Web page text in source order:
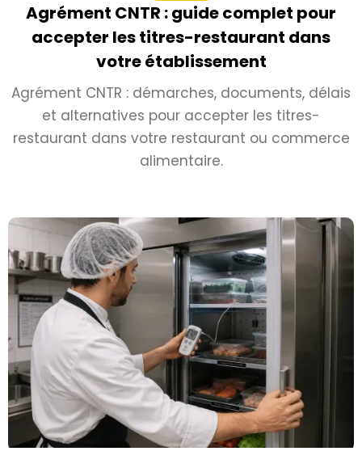
Agrément CNTR : guide complet pour
accepter les titres-restaurant dans
votre établissement
Agrément CNTR : démarches, documents, délais
et alternatives pour accepter les titres-
restaurant dans votre restaurant ou commerce
alimentaire.